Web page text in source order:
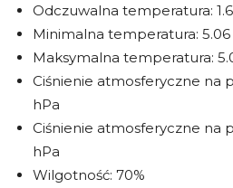
Odczuwalna temperatura:
Minimalna temperatura:
Maksymalna temperatura:
Ciśnienie atmosferyczne na
hPa
Ciśnienie atmosferyczne na
hPa
Wilgotność: 70%